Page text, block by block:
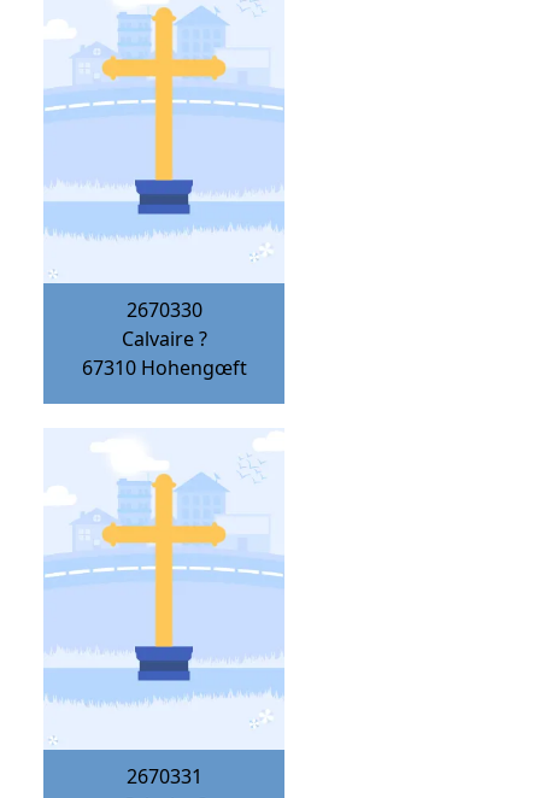
2670330
Calvaire ?
67310 Hohengœft
2670331